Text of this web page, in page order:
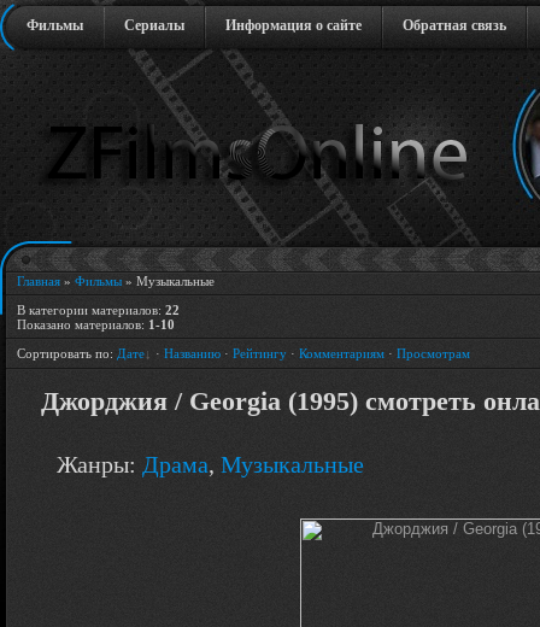
Фильмы Сериалы Информация о сайте Обратная связь
Главная » Фильмы » Музыкальные
В категории материалов: 22
Показано материалов: 1-10
Сортировать по: Дате · Названию · Рейтингу · Комментариям · Просмотрам
Джорджия / Georgia (1995) смотреть
Жанры: Драма, Музыкальные